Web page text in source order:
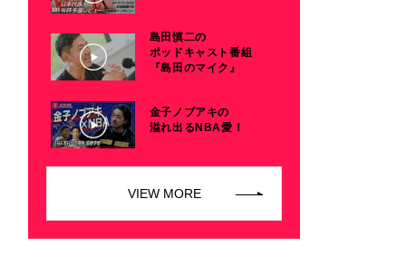
島田慎二の
ポッドキャスト番組
『島田のマイク』
金子ノブアキの
溢れ出るNBA愛！
VIEW MORE